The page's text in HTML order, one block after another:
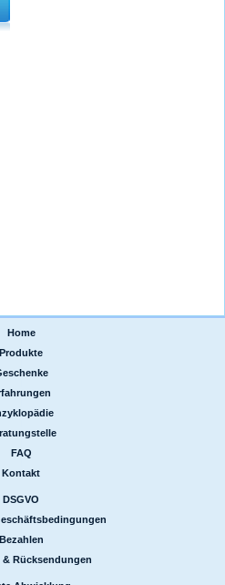
Home
Produkte
FAQ
Kontakt
DSGVO
Bezahlen
& Rücksendungen